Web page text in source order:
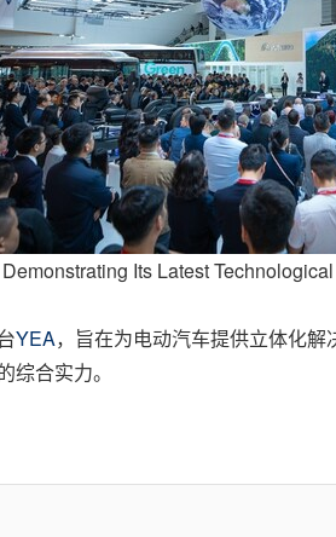
Its Latest
YEA， 旨在为电动汽车提供立体化解
合实力。